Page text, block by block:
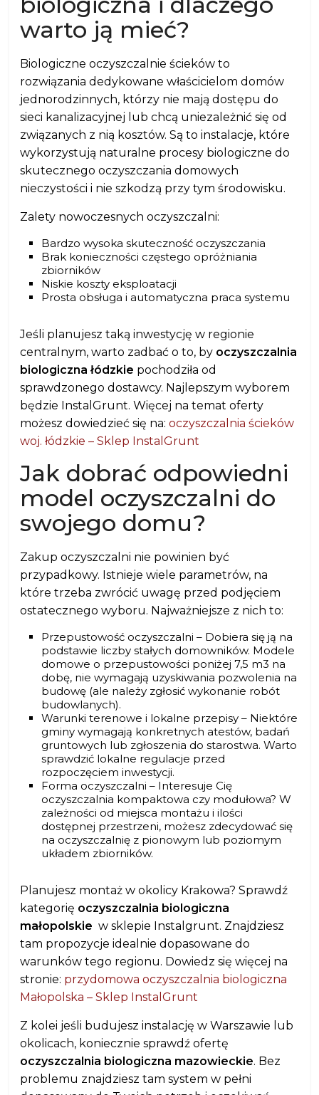
warto ją mieć?
Biologiczne oczyszczalnie ścieków to
rozwiązania dedykowane właścicielom domów
jednorodzinnych, którzy nie mają dostępu do
sieci kanalizacyjnej lub chcą uniezależnić się od
związanych z nią kosztów. Są to instalacje, które
wykorzystują naturalne procesy biologiczne do
skutecznego oczyszczania domowych
nieczystości i nie szkodzą przy tym środowisku.
Zalety nowoczesnych oczyszczalni:
Bardzo wysoka skuteczność oczyszczania
Brak konieczności częstego opróżniania
zbiorników
Niskie koszty eksploatacji
Prosta obsługa i automatyczna praca systemu
Jeśli planujesz taką inwestycję w regionie
centralnym, warto zadbać o to, by oczyszczalnia
biologiczna łódzkie pochodziła od
sprawdzonego dostawcy. Najlepszym wyborem
będzie InstalGrunt. Więcej na temat oferty
możesz dowiedzieć się na:oczyszczalnia ścieków
woj. łódzkie – Sklep InstalGrunt
Jak dobrać odpowiedni
model oczyszczalni do
swojego domu?
Zakup oczyszczalni nie powinien być
przypadkowy. Istnieje wiele parametrów, na
które trzeba zwrócić uwagę przed podjęciem
ostatecznego wyboru. Najważniejsze z nich to:
Przepustowość oczyszczalni – Dobiera się ją na
podstawie liczby stałych domowników. Modele
domowe o przepustowości poniżej 7,5 m3 na
dobę, nie wymagają uzyskiwania pozwolenia na
budowę (ale należy zgłosić wykonanie robót
budowlanych).
Warunki terenowe i lokalne przepisy – Niektóre
gminy wymagają konkretnych atestów, badań
gruntowych lub zgłoszenia do starostwa. Warto
sprawdzić lokalne regulacje przed
rozpoczęciem inwestycji.
Forma oczyszczalni – Interesuje Cię
oczyszczalnia kompaktowa czy modułowa? W
zależności od miejsca montażu i ilości
dostępnej przestrzeni, możesz zdecydować się
na oczyszczalnię z pionowym lub poziomym
układem zbiorników.
Planujesz montaż w okolicy Krakowa? Sprawdź
kategorię oczyszczalnia biologiczna
małopolskie w sklepie Instalgrunt. Znajdziesz
tam propozycje idealnie dopasowane do
warunków tego regionu. Dowiedz się więcej na
stronie: przydomowa oczyszczalnia biologiczna
Małopolska – Sklep InstalGrunt
Z kolei jeśli budujesz instalację w Warszawie lub
okolicach, koniecznie sprawdź ofertę
oczyszczalnia biologiczna mazowieckie. Bez
problemu znajdziesz tam system w pełni